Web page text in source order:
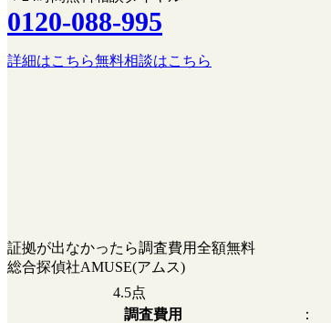
0120-088-995
詳細はこちら無料相談はこちら
証拠が出なかったら調査費用全額無料
総合探偵社AMUSE(アムス)
4.5点
調査費用
：